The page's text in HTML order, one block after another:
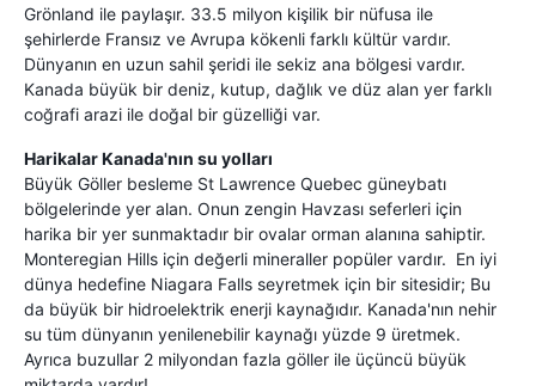
Grönland ile paylaşır. 33.5 milyon kişilik bir nüfusa ile
şehirlerde Fransız ve Avrupa kökenli farklı kültür vardır.
Dünyanın en uzun sahil şeridi ile sekiz ana bölgesi vardır.
Kanada büyük bir deniz, kutup, dağlık ve düz alan yer farklı
coğrafi arazi ile doğal bir güzelliği var.
Harikalar Kanada'nın su yolları
Büyük Göller besleme St Lawrence Quebec güneybatı
bölgelerinde yer alan. Onun zengin Havzası seferleri için
harika bir yer sunmaktadır bir ovalar orman alanına sahiptir.
Monteregian Hills için değerli mineraller popüler vardır. En iyi
dünya hedefine Niagara Falls seyretmek için bir sitesidir; Bu
da büyük bir hidroelektrik enerji kaynağıdır. Kanada'nın nehir
su tüm dünyanın yenilenebilir kaynağı yüzde 9 üretmek.
Ayrıca buzullar 2 milyondan fazla göller ile üçüncü büyük